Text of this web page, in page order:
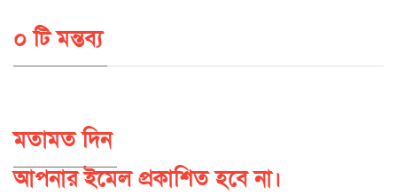
০ টি মন্তব্য
মতামত দিন
আপনার ইমেল প্রকাশিত হবে না।